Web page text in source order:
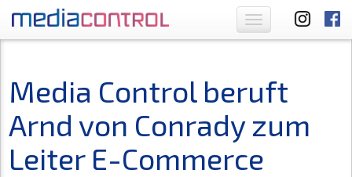
Toggle
navigation
Media Control beruft
Arnd von Conrady zum
Leiter E-Commerce